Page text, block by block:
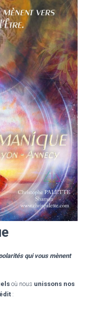
qui vous mènent
où nous unissons nos
: